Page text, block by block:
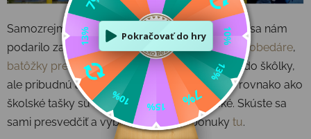
Samozrejme, že okrem týchto školských tašiek sa nám
podarilo zaradiť do ponuky aj iné produkty akoobedáre,
batôžky pre menšie deti, ktoré chodia ešte len do škôlky,
ale pribudnú aj nerezové fľašky. Tieto batohy rovnako ako
školské tašky sú super ľahké a ergonomické. Skúste sa
sami presvedčiť a vyberte si z našej ponuky tu.